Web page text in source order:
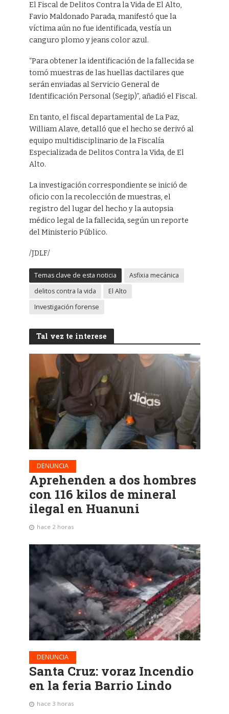
El Fiscal de Delitos Contra la Vida de El Alto,
Favio Maldonado Parada, manifestó que la
víctima aún no fue identificada, vestía un
canguro plomo y jeans color azul.
“Para obtener la identificación de la fallecida se
tomó muestras de las huellas dactilares que
serán enviadas al Servicio General de
Identificación Personal (Segip)”, añadió el Fiscal.
En tanto, el fiscal departamental de La Paz,
William Alave, detalló que el hecho se derivó al
equipo multidisciplinario de la Fiscalía
Especializada de Delitos Contra la Vida, de El
Alto.
La investigación correspondiente se inició de
oficio con la recolección de muestras, el
registro del lugar del hecho y la autopsia
médico legal de la fallecida, según un reporte
del Ministerio Público.
/JDLF/
Temas clave de esta noticia
Asfixia mecánica
delitos contra la vida
El Alto
Investigación forense
Tal vez te interese
DENUNCIA
Aprehenden a dos hombres
con 116 kilos de mineral
ilegal en Huanuni
hace 2 horas
DENUNCIA
Santa Cruz: voraz Incendio
en la feria Barrio Lindo
hace 3 horas